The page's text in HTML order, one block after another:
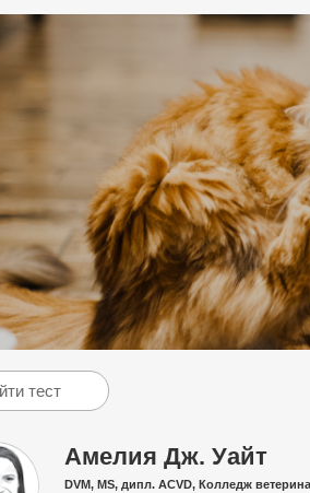
тест
Амелия Дж. Уайт
DVM, MS, дипл. ACVD, Колледж